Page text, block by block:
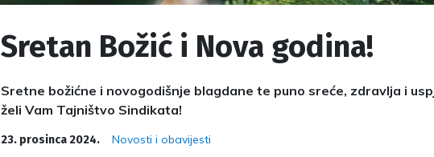
Sretan Božić i Nova godina!
Sretne božićne i novogodišnje blagdane te puno sreće, zdravlja i
želi Vam Tajništvo Sindikata!
23. prosinca 2024. Novosti i obavijesti